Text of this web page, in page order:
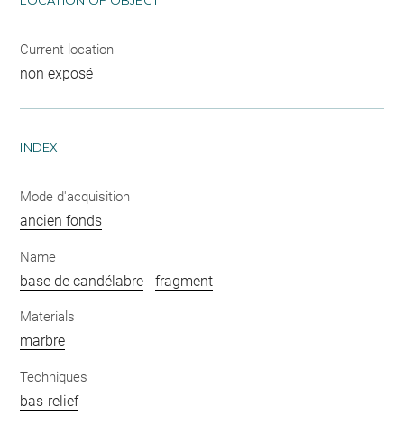
Current location
non exposé
INDEX
Mode d'acquisition
ancien fonds
Name
base de candélabre -fragment
Materials
marbre
Techniques
bas-relief